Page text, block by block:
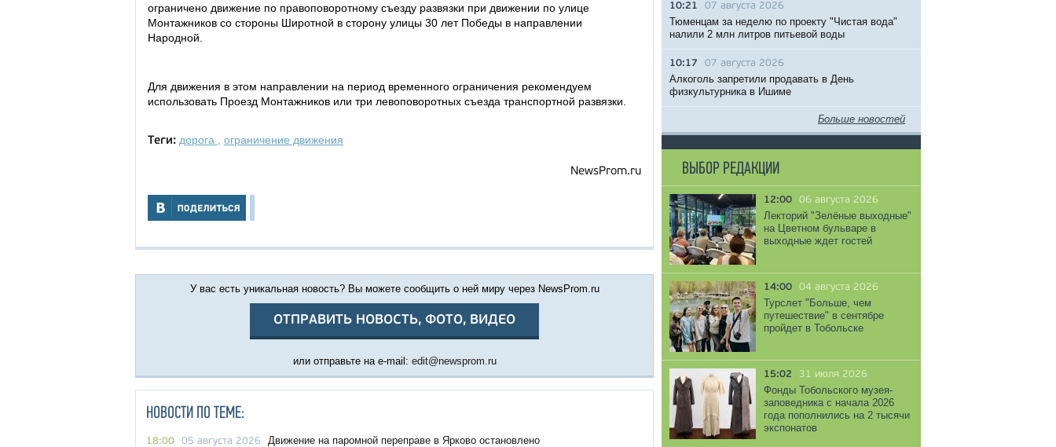
ограничено движение по правоповоротному съезду развязки при движении по улице
Монтажников со стороны Широтной в сторону улицы 30 лет Победы в направлении
Народной.
Для движения в этом направлении на период временного ограничения рекомендуем
использовать Проезд Монтажников или три левоповоротных съезда транспортной развязки.
Теги: дорога ограничение движения
NewsProm.ru
У вас есть уникальная новость? Вы можете сообщить о ней миру через NewsProm.ru
ОТПРАВИТЬ НОВОСТЬ, ФОТО, ВИДЕО
или отправьте на e-mail: edit@newsprom.ru
НОВОСТИ ПО ТЕМЕ:
18:00 05 августа 2026 Движение на паромной переправе в Ярково остановлено
10:21 07 августа 2026
Тюменцам за неделю по проекту "Чистая вода"
налили 2 млн литров питьевой воды
10:17 07 августа 2026
Алкоголь запретили продавать в День
физкультурника в Ишиме
Больше новостей
ВЫБОР РЕДАКЦИИ
12:00 06 августа 2026
Лекторий "Зелёные выходные"
на Цветном бульваре в
выходные ждет гостей
14:00 04 августа 2026
Турслет "Больше, чем
путешествие" в сентябре
пройдет в Тобольске
15:02 31 июля 2026
Фонды Тобольского музея-
заповедника с начала 2026
года пополнились на 2 тысячи
экспонатов